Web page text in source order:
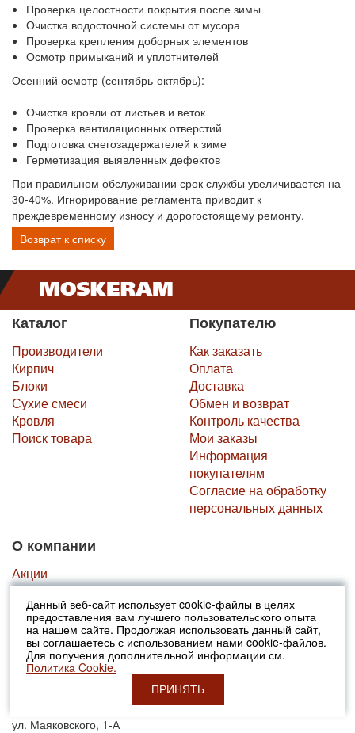
Данный веб-сайт использует cookie-файлы в целях
предоставления вам лучшего пользовательского опыта
на нашем сайте. Продолжая использовать данный сайт,
вы соглашаетесь с использованием нами cookie-файлов.
Для получения дополнительной информации см.
Политика Cookie.
ПРИНЯТЬ
Проверка целостности покрытия после зимы
Очистка водосточной системы от мусора
Проверка крепления доборных элементов
Осмотр примыканий и уплотнителей
Осенний осмотр (сентябрь-октябрь):
Очистка кровли от листьев и веток
Проверка вентиляционных отверстий
Подготовка снегозадержателей к зиме
Герметизация выявленных дефектов
При правильном обслуживании срок службы увеличивается на
30-40%. Игнорирование регламента приводит к
преждевременному износу и дорогостоящему ремонту.
Возврат к списку
Каталог
Производители
Кирпич
Блоки
Сухие смеси
Кровля
Поиск товара
Покупателю
Как заказать
Оплата
Доставка
Обмен и возврат
Контроль качества
Мои заказы
Информация
покупателям
Согласие на обработку
персональных данных
О компании
Акции
Контакты
Реквизиты
Карта сайта
Строительные статьи
Компания Москерам
ул. Маяковского, 1-А